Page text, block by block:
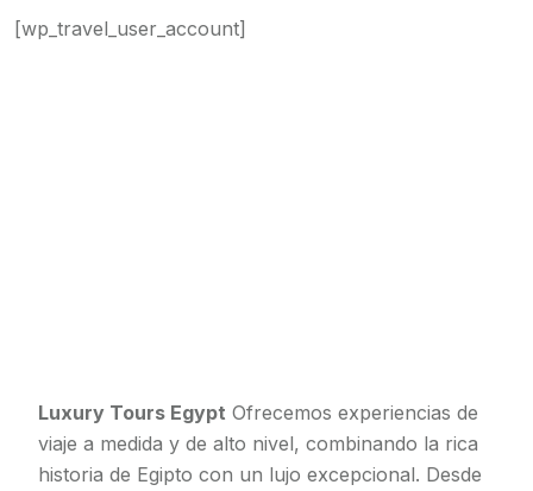
[wp_travel_user_account]
Luxury Tours Egypt Ofrecemos experiencias de
viaje a medida y de alto nivel, combinando la rica
historia de Egipto con un lujo excepcional. Desde